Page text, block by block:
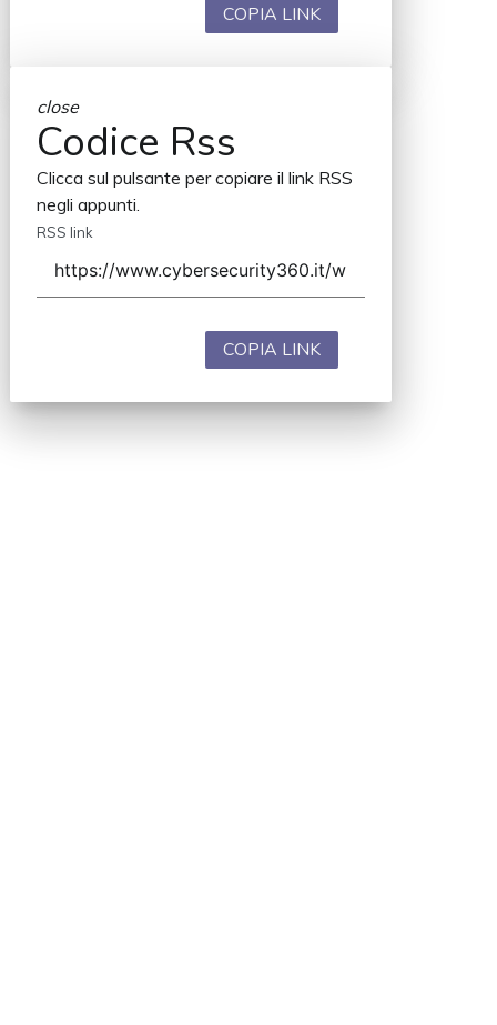
COPIA LINK
close
Codice Rss
Clicca sul pulsante per copiare il link RSS
negli appunti.
RSS link
COPIA LINK